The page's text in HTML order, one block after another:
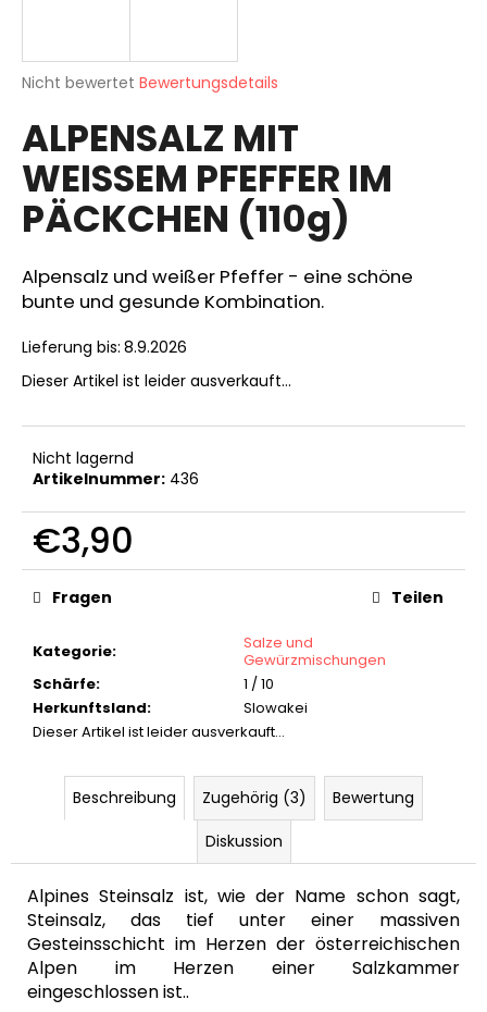
Die
Produktbewertung
ist
0,0
von
5
Sternen.
Nicht bewertet Bewertungsdetails
ALPENSALZ MIT
WEISSEM PFEFFER IM
PÄCKCHEN (110g)
Alpensalz und weißer Pfeffer - eine schöne
bunte und gesunde Kombination.
Lieferung bis: 8.9.2026
Dieser Artikel ist leider ausverkauft…
Nicht lagernd
Artikelnummer: 436
€3,90
Verkaufspreis:
Kategorie:
Salze und
Gewürzmischungen
Schärfe:
1 / 10
Herkunftsland:
Slowakei
Dieser Artikel ist leider ausverkauft…
Fragen Teilen
Beschreibung Zugehörig (3)
Bewertung
Diskussion
Alpines Steinsalz ist, wie der Name schon sagt,
Steinsalz, das tief unter einer massiven
Gesteinsschicht im Herzen der österreichischen
Alpen im Herzen einer Salzkammer
eingeschlossen ist..
SUCHEN
W
i
r
m
p
e
h
l
SCHLÜSSELANHÄNGER
€19,90